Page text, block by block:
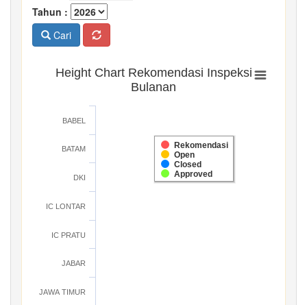
Tahun :
Cari
Height Chart Rekomendasi Inspeksi
Bulanan
Rekomendasi
Open
Closed
Approved
BABEL
BATAM
DKI
IC LONTAR
IC PRATU
JABAR
JAWA TIMUR